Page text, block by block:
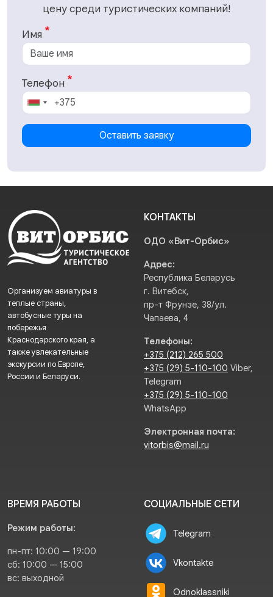
цену среди туристических компаний!
Имя
Телефон
Оставить заявку
Организуем авиатуры в
теплые страны,
автобусные туры на
побережья
Краснодарского края, а
также увлекательные
экскурсии по Европе,
России и Беларуси.
КОНТАКТЫ
ОДО «Вит-Орбис»
Адрес:
Республика Беларусь
г. Витебск,
пр-т Фрунзе, 38/ул.
Чапаева, 4
Телефоны:
+375 (212) 265 500
+375 (29) 5-110-100 Viber,
Telegram
+375 (29) 5-110-100
WhatsApp
Электронная почта:
vitorbis@mail.ru
ВРЕМЯ РАБОТЫ
Режим работы:
пн-пт: 10:00 — 19:00
сб: 10:00 — 15:00
вс: выходной
СОЦИАЛЬНЫЕ СЕТИ
Telegram
Vkontakte
Odnoklassniki